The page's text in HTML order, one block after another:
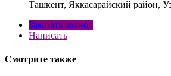
Ташкент, Яккасарайский район,
Заказать звонок
Написать
Смотрите также